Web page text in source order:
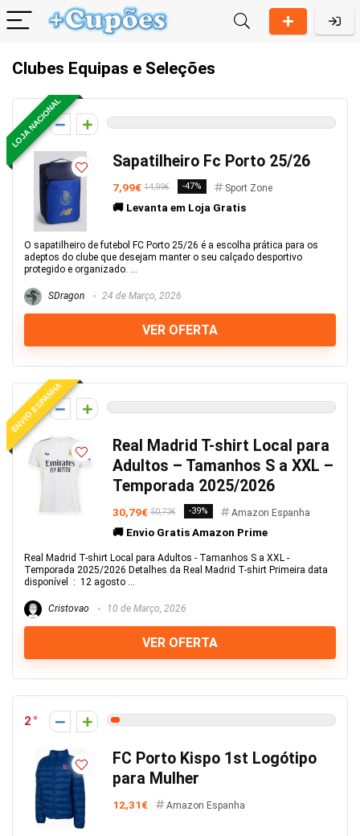
Clubes Equipas e Seleções
LOJA NACIONAL
0
Sapatilheiro Fc Porto 25/26
7,99€ 14,99€ -47% Sport Zone
🚚 Levanta em Loja Gratis
O sapatilheiro de futebol FC Porto 25/26 é a escolha prática para os
adeptos do clube que desejam manter o seu calçado desportivo
protegido e organizado. ...
SDragon 24 de Março, 2026
VER OFERTA
ENVIO ESPANHA
0
Real Madrid T-shirt Local para
Adultos – Tamanhos S a XXL –
Temporada 2025/2026
30,79€ 50,73€ -39% Amazon Espanha
🚚 Envio Gratis Amazon Prime
Real Madrid T-shirt Local para Adultos - Tamanhos S a XXL -
Temporada 2025/2026 Detalhes da Real Madrid T-shirt Primeira data
disponível ‏ : ‎ 12 agosto ...
Cristovao 10 de Março, 2026
VER OFERTA
2
FC Porto Kispo 1st Logótipo
para Mulher
12,31€ Amazon Espanha